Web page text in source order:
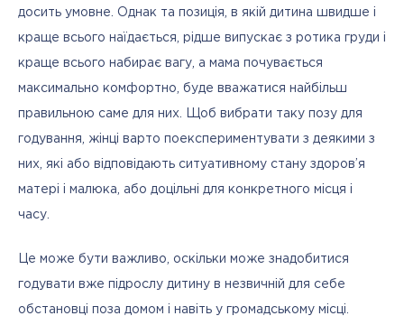
досить умовне. Однак та позиція, в якій дитина швидше і
краще всього наїдається, рідше випускає з ротика груди і
краще всього набирає вагу, а мама почувається
максимально комфортно, буде вважатися найбільш
правильною саме для них. Щоб вибрати таку позу для
годування, жінці варто поекспериментувати з деякими з
них, які або відповідають ситуативному стану здоров’я
матері і малюка, або доцільні для конкретного місця і
часу.
Це може бути важливо, оскільки може знадобитися
годувати вже підрослу дитину в незвичній для себе
обстановці поза домом і навіть у громадському місці.